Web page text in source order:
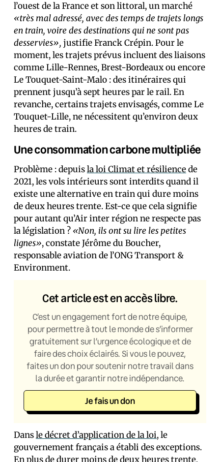
l’ouest de la France et son littoral, un marché
«très mal adressé, avec des temps de trajets longs
en train, voire des destinations qui ne sont pas
desservies», justifie Franck Crépin. Pour le
moment, les trajets prévus incluent des liaisons
comme Lille-Rennes, Brest-Bordeaux ou encore
Le Touquet-Saint-Malo : des itinéraires qui
prennent jusqu’à sept heures par le rail. En
revanche, certains trajets envisagés, comme Le
Touquet-Lille, ne nécessitent qu’environ deux
heures de train.
Une consommation carbone multipliée
Problème : depuisla loi Climat et résiliencede
2021, les vols intérieurs sont interdits quand il
existe une alternative en train qui dure moins
de deux heures trente. Est-ce que cela signifie
pour autant qu’Air inter région ne respecte pas
la législation ? «Non, ils ont su lire les petites
lignes», constate Jérôme du Boucher,
responsable aviation de l’ONG Transport &
Environment.
Cet article est en accès libre.
C’est un engagement fort de notre équipe,
pour permettre à tout le monde de s’informer
gratuitement sur l’urgence écologique et de
faire des choix éclairés. Si vous le pouvez,
faites un don pour soutenir notre travail dans
la durée et garantir notre indépendance.
Je fais un don
Dansle décret d’application de la loi, le
gouvernement français a établi des exceptions.
En plus de durer moins de deux heures trente,